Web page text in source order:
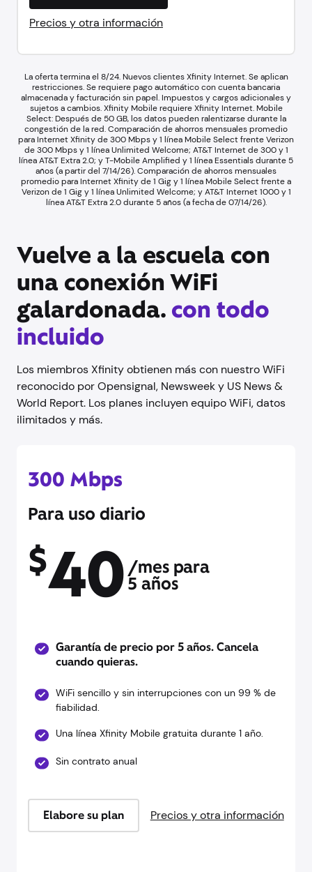
Precios y otra información
La oferta termina el 8/24. Nuevos clientes Xfinity Internet. Se aplican
restricciones. Se requiere pago automático con cuenta bancaria
almacenada y facturación sin papel. Impuestos y cargos adicionales y
sujetos a cambios. Xfinity Mobile requiere Xfinity Internet. Mobile
Select: Después de 50 GB, los datos pueden ralentizarse durante la
congestión de la red. Comparación de ahorros mensuales promedio
para Internet Xfinity de 300 Mbps y 1 línea Mobile Select frente Verizon
de 300 Mbps y 1 línea Unlimited Welcome; AT&T Internet de 300 y 1
línea AT&T Extra 2.0; y T-Mobile Amplified y 1 línea Essentials durante 5
años (a partir del 7/14/26). Comparación de ahorros mensuales
promedio para Internet Xfinity de 1 Gig y 1 línea Mobile Select frente a
Verizon de 1 Gig y 1 línea Unlimited Welcome; y AT&T Internet 1000 y 1
línea AT&T Extra 2.0 durante 5 años (a fecha de 07/14/26).
Vuelve a la escuela con
una conexión WiFi
galardonada. con todo
incluido
Los miembros Xfinity obtienen más con nuestro WiFi
reconocido por Opensignal, Newsweek y US News &
World Report. Los planes incluyen equipo WiFi, datos
ilimitados y más.
300 Mbps
Para uso diario
$40 /mes para
5 años
Garantía de precio por 5 años. Cancela
cuando quieras.
WiFi sencillo y sin interrupciones con un 99 % de
fiabilidad.
Una línea Xfinity Mobile gratuita durante 1 año.
Sin contrato anual
Elabore su plan Precios y otra información